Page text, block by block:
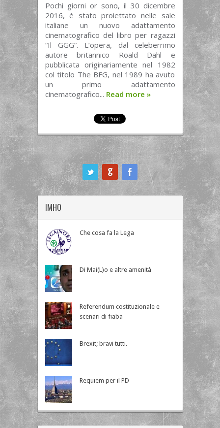
Pochi giorni or sono, il 30 dicembre
2016, è stato proiettato nelle sale
italiane un nuovo adattamento
cinematografico del libro per ragazzi
“Il GGG”. L’opera, dal celeberrimo
autore britannico Roald Dahl e
pubblicata originariamente nel 1982
col titolo The BFG, nel 1989 ha avuto
un primo adattamento
cinematografico... Read more »
IMHO
Che cosa fa la Lega
Di Mai(L)o e altre amenità
Referendum costituzionale e
scenari di fiaba
Brexit; bravi tutti.
Requiem per il PD